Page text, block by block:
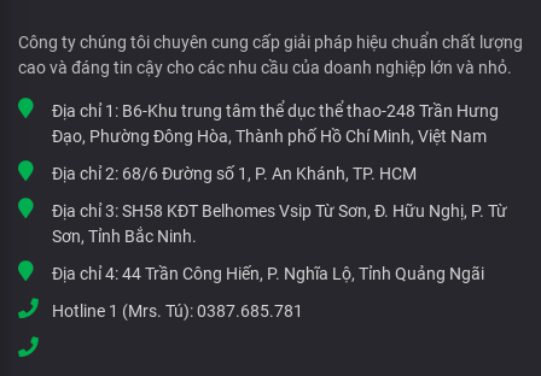
Công ty chúng tôi chuyên cung cấp giải pháp hiệu chuẩn chất lượng
cao và đáng tin cậy cho các nhu cầu của doanh nghiệp lớn và nhỏ.
Địa chỉ 1: B6-Khu trung tâm thể dục thể thao-248 Trần Hưng
Đạo, Phường Đông Hòa, Thành phố Hồ Chí Minh, Việt Nam
Địa chỉ 2: 68/6 Đường số 1, P. An Khánh, TP. HCM
Địa chỉ 3:SH58 KĐT Belhomes Vsip Từ Sơn, Đ. Hữu Nghị, P. Từ
Sơn, Tỉnh Bắc Ninh.
Địa chỉ 4:44 Trần Công Hiến, P. Nghĩa Lộ, Tỉnh Quảng Ngãi
Hotline 1 (Mrs. Tú):0387.685.781